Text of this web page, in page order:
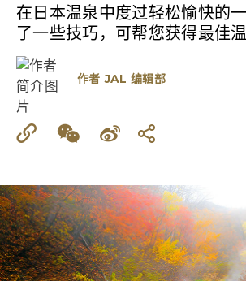
在日本温泉中度过轻松愉快的
了一些技巧，可帮您获得最佳温
作者 JAL 编辑部